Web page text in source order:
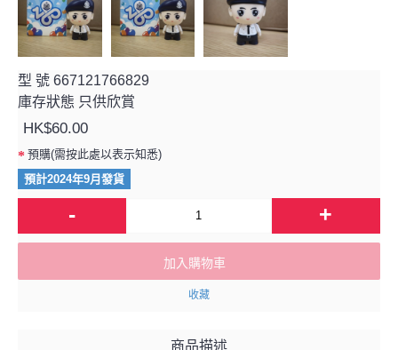
型 號 667121766829
庫存狀態 只供欣賞
HK$60.00
預購(需按此處以表示知悉)
預計2024年9月發貨
- +
加入購物車
收藏
商品描述